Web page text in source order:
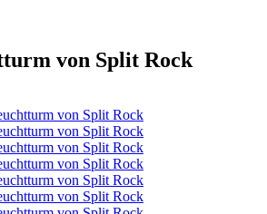
von Split Rock